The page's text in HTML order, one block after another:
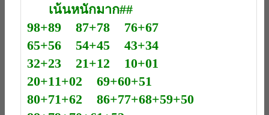
เน้นหนักมาก##
98+89 87+78 76+67
65+56 54+45 43+34
32+23 21+12 10+01
20+11+02 69+60+51
80+71+62 86+77+68+59+50